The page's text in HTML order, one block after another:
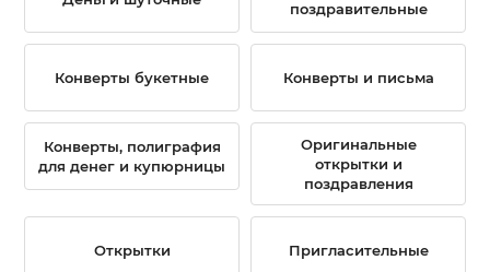
поздравительные
Конверты букетные Конверты и письма
Конверты, полиграфия
для денег и купюрницы
Оригинальные
открытки и
поздравления
Открытки Пригласительные